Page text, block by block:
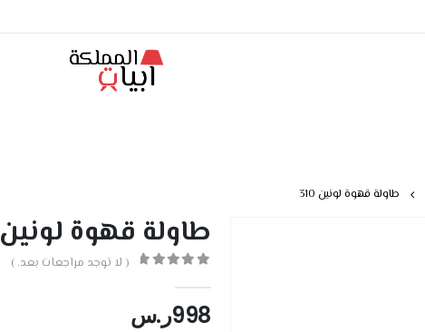
طاولة قهوة لونين 310
طاولة قهوة لونين 310
( لا توجد مراجعات بعد. )
998ر.س